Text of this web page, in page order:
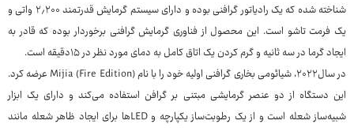
شناخته شده که یک رادیاتور گرافنی بوده و دارای سیستم گرمایش قدرتمند ۲٫۲۰۰ واتی و
یک فرمت تاشو است. این محصول از فناوری گرمایش گرافنی برخوردار بوده که قادر به
ایجاد گرما در سه ثانیه و گرم کردن یک اتاق کامل به دمای مورد نظر در ۱۵دقیقه است.
در سال۲۰۲۲، شیائومی بخاری گرافنی اولیه خود را با نام Mijia (Fire Edition) عرضه کرد.
این دستگاه از دو عنصر گرمایشی مبتنی بر گرافن استفاده می‌کند و دارای یک ابزار
شبیه‌ساز شعله است و از یک رطوبت‌ساز یکپارچه و LEDها برای ایجاد ظاهر شعله مانند